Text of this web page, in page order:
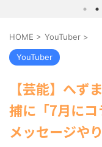
願が死ぬほど / 気になるニュ
めアンテナ
【モバマスSS】志希「苺
い食べ方。そして雪美と食べ
00:00)
【速報】スプラトゥーン
罪 / 気になるニュースまと
(8/28 23:50)
Powered by
久
自
を更
敵
さ
2023/04/01(土)
NMB48の本郷柚巴
が、漫画誌『ヤン
グアニマル』（白
イト『ヤングアニ
マルWeb』のグラ
ビアに初登場し
ボディを武器に、
HOME > YouTuber >
YouTuber
【芸能】へ
捕に「7月にコ
メッセージや